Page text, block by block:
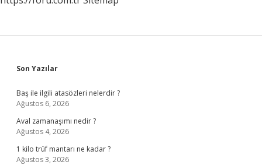
Sidebar
Son Yazılar
Baş ile ilgili atasözleri nelerdir ?
Ağustos 6, 2026
Aval zamanaşımı nedir ?
Ağustos 4, 2026
1 kilo trüf mantarı ne kadar ?
Ağustos 3, 2026